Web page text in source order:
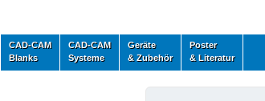
CAD-CAM
Blanks
CAD-CAM
Systeme
Geräte
& Zubehör
Poster
& Literatur